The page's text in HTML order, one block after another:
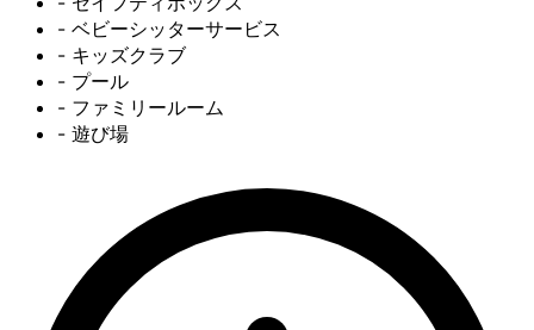
- ベビーシッターサービス
- キッズクラブ
- プール
- ファミリールーム
- 遊び場